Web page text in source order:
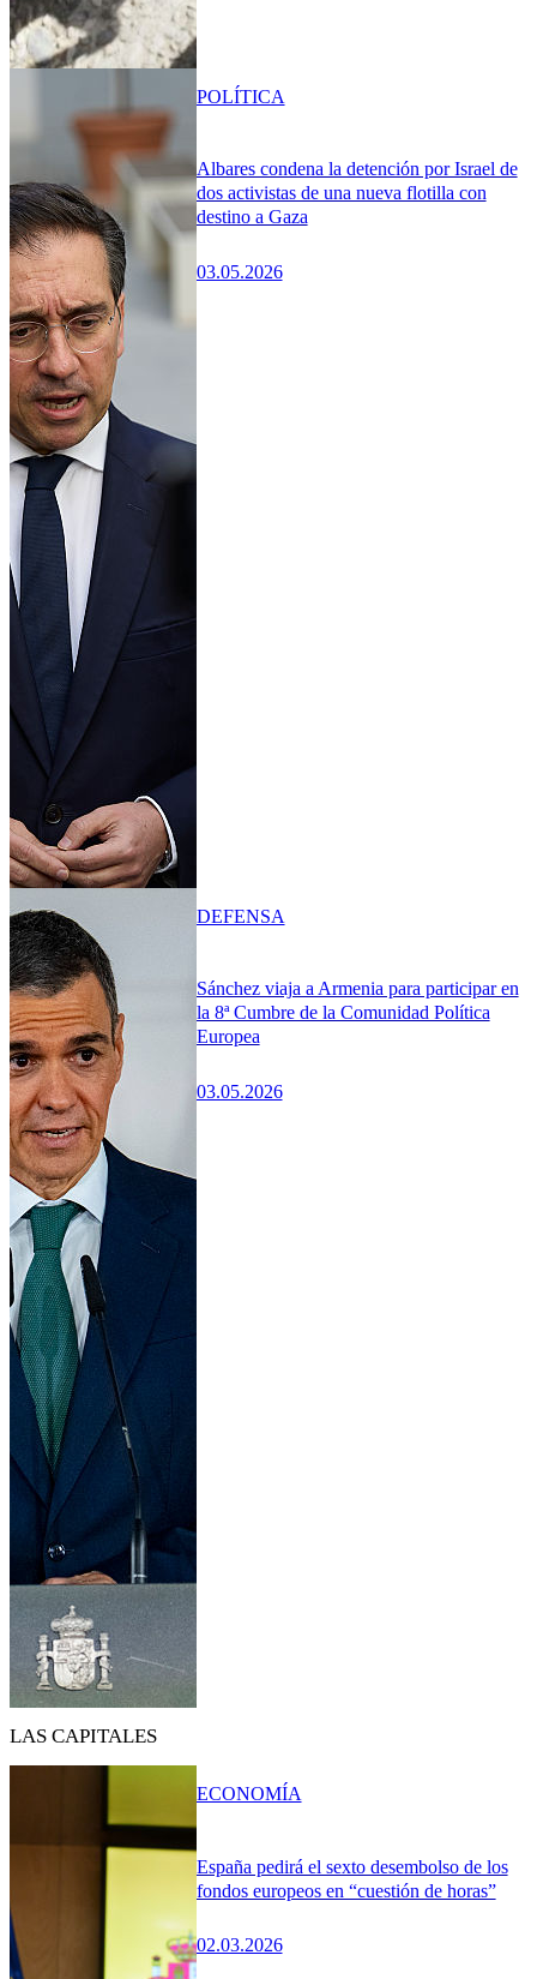
Albares condena la detención por Israel de
dos activistas de una nueva flotilla con
destino a Gaza
03.05.2026
POLÍTICA
Sánchez viaja a Armenia para participar en
la 8ª Cumbre de la Comunidad Política
Europea
03.05.2026
DEFENSA
LAS CAPITALES
España pedirá el sexto desembolso de los
fondos europeos en “cuestión de horas”
02.03.2026
ECONOMÍA